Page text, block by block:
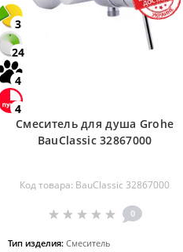
3
24
4
4
Смеситель для душа Grohe
BauClassic 32867000
Код товара: BauClassic 32867000
0
Тип изделия: Смеситель